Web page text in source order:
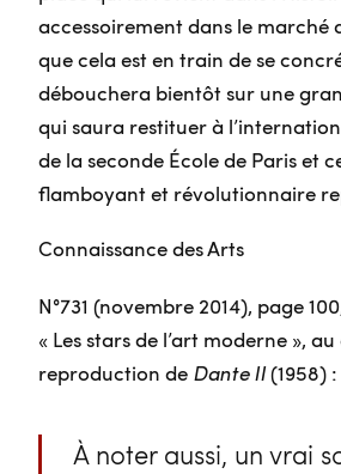
accessoirement dans le marché
que cela est en train de se
débouchera bientôt sur une
qui saura restituer à
de la seconde École de Paris et
flamboyant et révolutionnaire
Connaissance des Arts
N°731 (novembre 2014), page
« Les stars de l’art moderne »,
reproduction de Dante II(1958) :
À noter aussi, un vrai